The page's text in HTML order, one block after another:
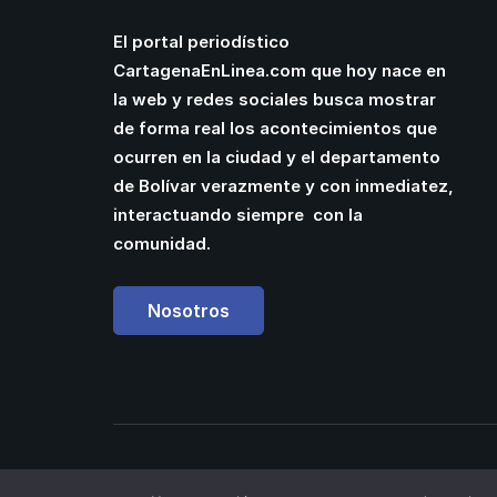
El portal periodístico
CartagenaEnLinea.com que hoy nace en
la web y redes sociales busca mostrar
de forma real los acontecimientos que
ocurren en la ciudad y el departamento
de Bolívar verazmente y con inmediatez,
interactuando siempre con la
comunidad.
Nosotros